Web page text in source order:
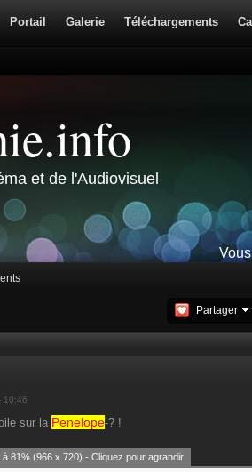
Portail Galerie Téléchargements
et de l'Audiovisuel
Partager
10:46
sur la Penelope-? !
à 81% (966 x 720) - Cliquez pour agrandir